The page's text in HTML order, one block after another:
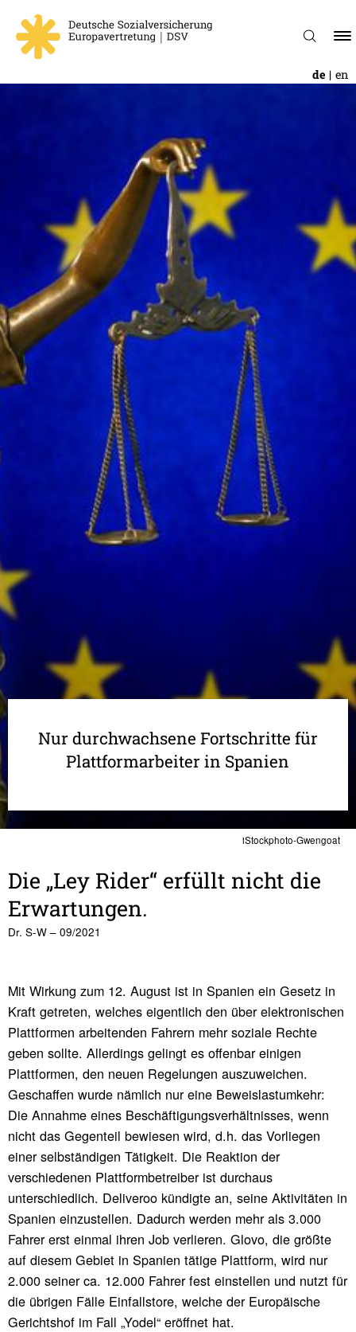
de en
iStockphoto-Gwengoat
Nur durchwachsene Fortschritte für
Plattformarbeiter in Spanien
Die „Ley Rider“ erfüllt nicht die
Erwar­tungen.
Dr. S-W – 09/2021
Mit Wirkung zum 12. August ist in Spanien ein Gesetz in
Kraft getreten, welches eigentlich den über elektronischen
Plattformen arbeitenden Fahrern mehr soziale Rechte
geben sollte. Allerdings gelingt es offenbar einigen
Plattformen, den neuen Regelungen auszuweichen.
Geschaffen wurde nämlich nur eine Beweislastumkehr:
Die Annahme eines Beschäftigungsverhältnisses, wenn
nicht das Gegenteil bewiesen wird, d.h. das Vorliegen
einer selbständigen Tätigkeit. Die Reaktion der
verschiedenen Plattformbetreiber ist durchaus
unterschiedlich. Deliveroo kündigte an, seine Aktivitäten in
Spanien einzustellen. Dadurch werden mehr als 3.000
Fahrer erst einmal ihren Job verlieren. Glovo, die größte
auf diesem Gebiet in Spanien tätige Plattform, wird nur
2.000 seiner ca. 12.000 Fahrer fest einstellen und nutzt für
die übrigen Fälle Einfallstore, welche der Europäische
Gerichtshof im Fall „Yodel“ eröffnet hat.